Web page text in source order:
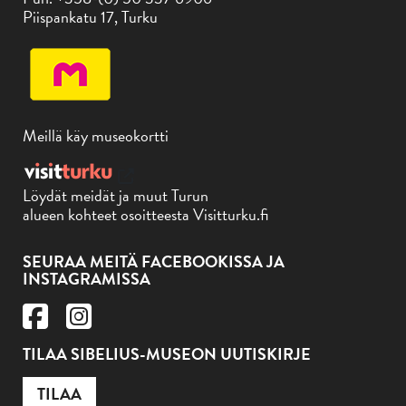
Piispankatu 17, Turku
Meillä käy museokortti
Löydät meidät ja muut Turun
alueen kohteet osoitteesta Visitturku.fi
SEURAA MEITÄ FACEBOOKISSA JA
INSTAGRAMISSA
TILAA SIBELIUS-MUSEON UUTISKIRJE
TILAA